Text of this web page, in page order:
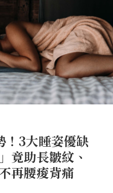
！3大睡姿優缺
竟助長皺紋、
再腰痠背痛